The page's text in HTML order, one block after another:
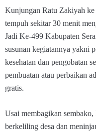
Kunjungan Ratu Zakiyah ke
tempuh sekitar 30 menit
Jadi Ke-499 Kabupaten
susunan kegiatannya yakni
kesehatan dan pengobatan
pembuatan atau perbaikan
gratis.
Usai membagikan
berkeliling desa dan